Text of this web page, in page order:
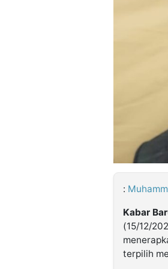
:
Kabar
(15/12/
terpilih